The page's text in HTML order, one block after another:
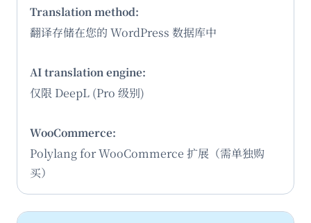
翻译存储在您的 WordPress 数据库中
仅限 DeepL (Pro 级别)
Polylang for WooCommerce 扩展（需单独购
买）